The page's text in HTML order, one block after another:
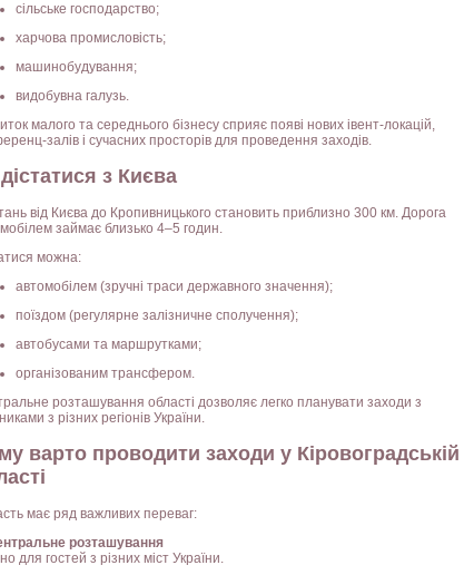
сільське господарство;
харчова промисловість;
машинобудування;
видобувна галузь.
малого та середнього бізнесу сприяє появі нових івент-локацій,
залів і сучасних просторів для проведення заходів.
з Києва
від Києва до Кропивницького становить приблизно 300 км. Дорога
займає близько 4–5 годин.
можна:
автомобілем (зручні траси державного значення);
поїздом (регулярне залізничне сполучення);
автобусами та маршрутками;
організованим трансфером.
розташування області дозволяє легко планувати заходи з
з різних регіонів України.
варто проводити заходи у Кіровоградській
має ряд важливих переваг:
розташування
для гостей з різних міст України.